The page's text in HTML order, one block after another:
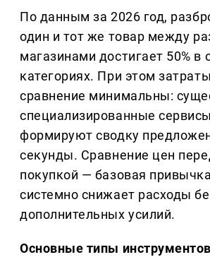
По данным за 2026 год,
один и тот же товар между
магазинами достигает 50% в
категориях. При этом
сравнение минимальны:
специализированные
формируют сводку
секунды. Сравнение цен
покупкой — базовая
системно снижает расходы
дополнительных усилий.
Основные типы